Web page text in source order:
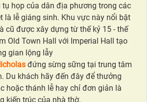
tụ họp của dân địa phương trong các
là lễ giáng sinh. Khu vực này nổi bật
cũ được xây dựng từ thế kỷ 15 - thế
Old Town Hall với Imperial Hall tạo
gian lộng lẫy
đứng sừng sững tại trung tâm
Du khách hãy đến đây để thưởng
hoặc thánh lễ hay chỉ đơn giản là
kiến trúc của nhà thờ.